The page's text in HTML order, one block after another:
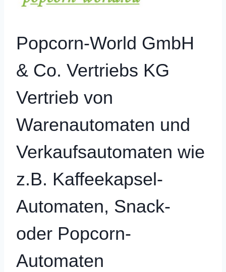
Popcorn-World GmbH
& Co. Vertriebs KG
Vertrieb von
Warenautomaten und
Verkaufsautomaten wie
z.B. Kaffeekapsel-
Automaten, Snack-
oder Popcorn-
Automaten